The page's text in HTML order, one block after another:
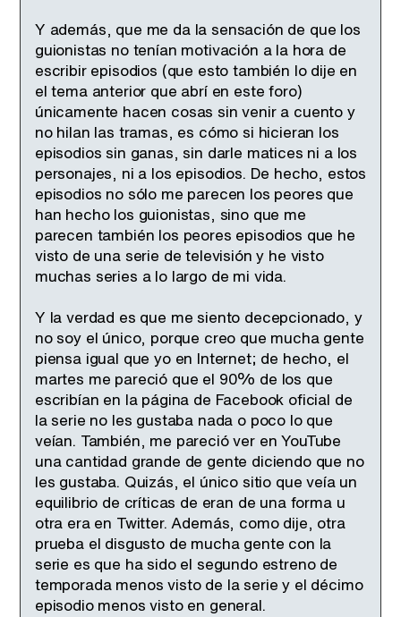
Y además, que me da la sensación de que los
guionistas no tenían motivación a la hora de
escribir episodios (que esto también lo dije en
el tema anterior que abrí en este foro)
únicamente hacen cosas sin venir a cuento y
no hilan las tramas, es cómo si hicieran los
episodios sin ganas, sin darle matices ni a los
personajes, ni a los episodios. De hecho, estos
episodios no sólo me parecen los peores que
han hecho los guionistas, sino que me
parecen también los peores episodios que he
visto de una serie de televisión y he visto
muchas series a lo largo de mi vida.
Y la verdad es que me siento decepcionado, y
no soy el único, porque creo que mucha gente
piensa igual que yo en Internet; de hecho, el
martes me pareció que el 90% de los que
escribían en la página de Facebook oficial de
la serie no les gustaba nada o poco lo que
veían. También, me pareció ver en YouTube
una cantidad grande de gente diciendo que no
les gustaba. Quizás, el único sitio que veía un
equilibrio de críticas de eran de una forma u
otra era en Twitter. Además, como dije, otra
prueba el disgusto de mucha gente con la
serie es que ha sido el segundo estreno de
temporada menos visto de la serie y el décimo
episodio menos visto en general.